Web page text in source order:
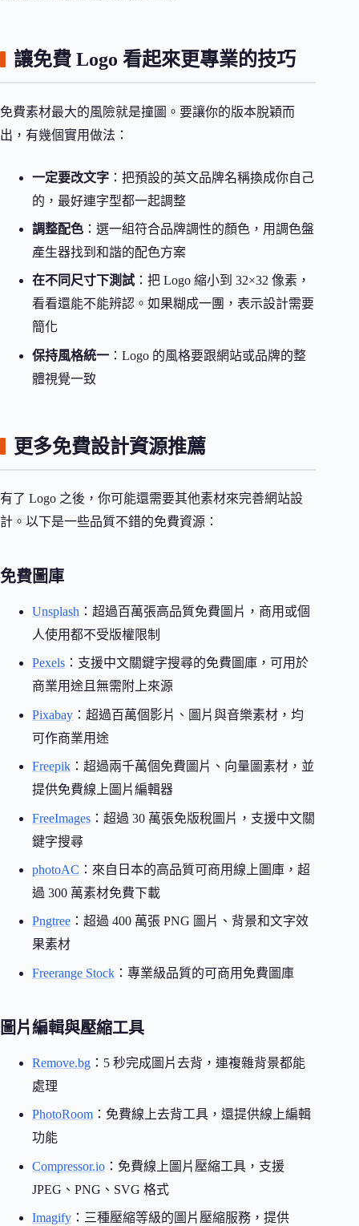
讓免費 Logo 看起來更專業的技巧
免費素材最大的風險就是撞圖。要讓你的版本脫穎而
出，有幾個實用做法：
一定要改文字 ：把預設的英文品牌名稱換成你自己
的，最好連字型都一起調整
調整配色 ：選一組符合品牌調性的顏色，用調色盤
產生器找到和諧的配色方案
在不同尺寸下測試 ：把 Logo 縮小到 32×32 像素，
看看還能不能辨認。如果糊成一團，表示設計需要
簡化
保持風格統一 ：Logo 的風格要跟網站或品牌的整
體視覺一致
更多免費設計資源推薦
有了 Logo 之後，你可能還需要其他素材來完善網站設
計。以下是一些品質不錯的免費資源：
免費圖庫
Unsplash ：超過百萬張高品質免費圖片，商用或個
人使用都不受版權限制
Pexels ：支援中文關鍵字搜尋的免費圖庫，可用於
商業用途且無需附上來源
Pixabay ：超過百萬個影片、圖片與音樂素材，均
可作商業用途
Freepik ：超過兩千萬個免費圖片、向量圖素材，並
提供免費線上圖片編輯器
FreeImages ：超過 30 萬張免版稅圖片，支援中文關
鍵字搜尋
photoAC ：來自日本的高品質可商用線上圖庫，超
過 300 萬素材免費下載
Pngtree ：超過 400 萬張 PNG 圖片、背景和文字效
果素材
Freerange Stock ：專業級品質的可商用免費圖庫
圖片編輯與壓縮工具
Remove.bg ：5 秒完成圖片去背，連複雜背景都能
處理
PhotoRoom ：免費線上去背工具，還提供線上編輯
功能
Compressor.io ：免費線上圖片壓縮工具，支援
JPEG、PNG、SVG 格式
Imagify ：三種壓縮等級的圖片壓縮服務，提供